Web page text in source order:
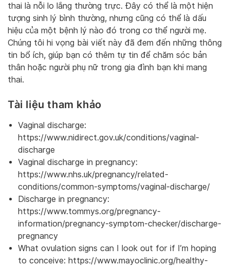
thai là nỗi lo lắng thường trực. Đây có thể là một hiện
tượng sinh lý bình thường, nhưng cũng có thể là dấu
hiệu của một bệnh lý nào đó trong cơ thể người mẹ.
Chúng tôi hi vọng bài viết này đã đem đến những thông
tin bổ ích, giúp bạn có thêm tự tin để chăm sóc bản
thân hoặc người phụ nữ trong gia đình bạn khi mang
thai.
Tài liệu tham khảo
Vaginal discharge:
https://www.nidirect.gov.uk/conditions/vaginal-
discharge
Vaginal discharge in pregnancy:
https://www.nhs.uk/pregnancy/related-
conditions/common-symptoms/vaginal-discharge/
Discharge in pregnancy:
https://www.tommys.org/pregnancy-
information/pregnancy-symptom-checker/discharge-
pregnancy
What ovulation signs can I look out for if I’m hoping
to conceive: https://www.mayoclinic.org/healthy-